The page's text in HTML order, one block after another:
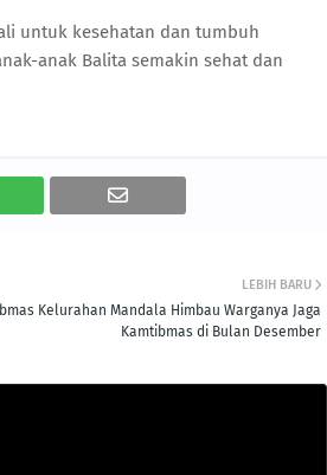
untuk kesehatan dan tumbuh
anak Balita semakin sehat dan
LEBIH BARU
Kelurahan Mandala Himbau Warganya Jaga
Kamtibmas di Bulan Desember